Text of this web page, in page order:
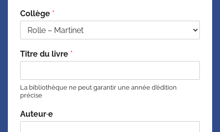
Collège *
Titre du livre *
La bibliothèque ne peut garantir une année d’édition
précise
Auteur·e